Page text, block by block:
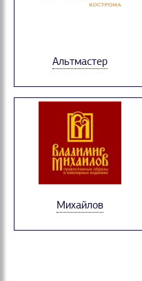
Альтмастер
Михайлов